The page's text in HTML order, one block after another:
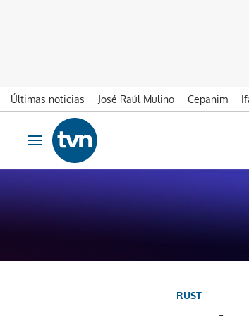
Últimas noticias José Raúl Mulino Cepanim
Ir al contenido
Obrir navegació
RUST